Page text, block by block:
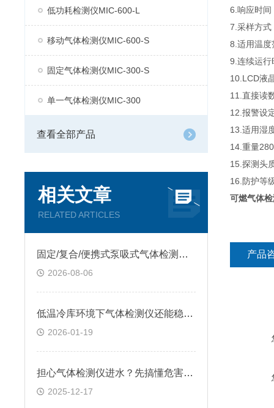
低功耗检测仪MIC-600-L
移动气体检测仪MIC-600-S
固定气体检测仪MIC-300-S
单一气体检测仪MIC-300
查看全部产品
相关文章
RELATED ARTICLES
固定/复合/便携式泵吸式气体检测仪怎么挑？质量稳定售后靠谱，看逸云天
2026-08-06
低温冷库环境下气体检测仪还能稳定工作吗？
2026-01-19
担心气体检测仪进水？先搞懂危害再做好防护！
2025-12-17
6.响应时间
7.采样方式
8.适用温
9.连续运行
10.LCD液
11.直接读
12.报警设
13.适用湿
14.重量
15.探测头
16.防护等
可燃气体
产品